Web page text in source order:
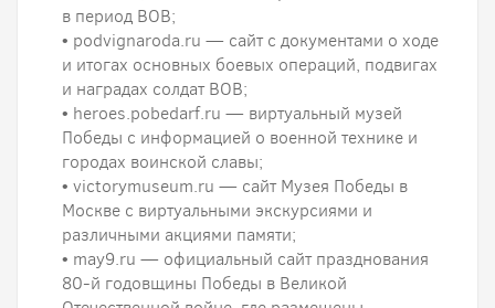
в период ВОВ;
• podvignaroda.ru — сайт с документами о ходе
и итогах основных боевых операций, подвигах
и наградах солдат ВОВ;
• heroes.pobedarf.ru — виртуальный музей
Победы с информацией о военной технике и
городах воинской славы;
• victorymuseum.ru — сайт Музея Победы в
Москве с виртуальными экскурсиями и
различными акциями памяти;
• may9.ru — официальный сайт празднования
80-й годовщины Победы в Великой